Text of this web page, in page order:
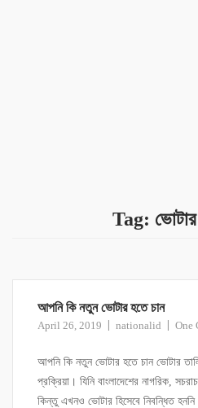
Tag:
আপনি কি নতুন ভোটার হতে চান
April 26, 2019 nationalid One
আপনি কি নতুন ভোটার হতে চান ভোটার
প্রক্রিয়া। যিনি বাংলাদেশের নাগরিক,
কিন্তু এখনও ভোটার হিসেবে নিবন্ধিত